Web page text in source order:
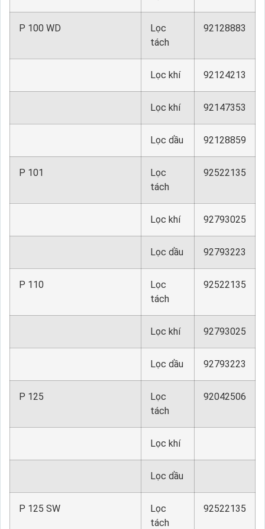
P 100 WD
Lọc
tách
92128883
Lọc khí 92124213
Lọc khí 92147353
Lọc dầu 92128859
P 101
Lọc
tách
92522135
Lọc khí 92793025
Lọc dầu 92793223
P 110
Lọc
tách
92522135
Lọc khí 92793025
Lọc dầu 92793223
P 125
Lọc
tách
92042506
Lọc khí
Lọc dầu
P 125 SW
Lọc
tách
92522135